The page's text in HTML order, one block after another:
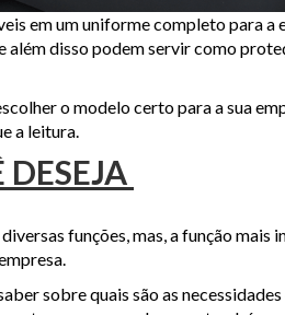
em um uniforme completo para a
além disso podem servir como
o modelo certo para a sua
a leitura.
DESEJA
funções, mas, a função mais
sobre quais são as necessidades